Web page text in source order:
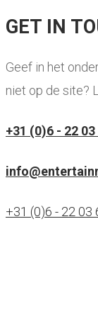
GET IN
Geef in het
niet op de site?
+31 (0)6 - 22 03
+31 (0)6 - 22 03